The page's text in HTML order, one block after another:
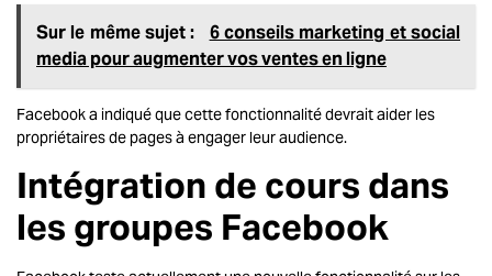
Sur le même sujet :
6 conseils marketing et social
media pour augmenter vos ventes en ligne
Facebook a indiqué que cette fonctionnalité devrait aider les
propriétaires de pages à engager leur audience.
Intégration de cours dans
les groupes Facebook